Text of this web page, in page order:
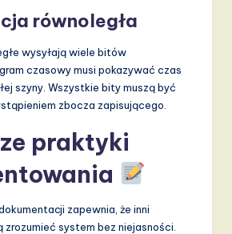
równoległa
wysyłają wiele bitów
czasowy musi pokazywać czas
szyny. Wszystkie bity muszą być
zbocza zapisującego.
praktyki
zapewnia, że inni
zrozumieć system bez niejasności.